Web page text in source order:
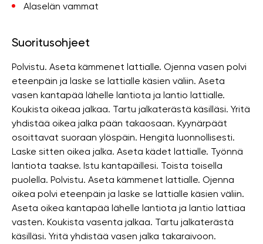
Alaselän vammat
Suoritusohjeet
Polvistu. Aseta kämmenet lattialle. Ojenna vasen polvi
eteenpäin ja laske se lattialle käsien väliin. Aseta
vasen kantapää lähelle lantiota ja lantio lattialle.
Koukista oikeaa jalkaa. Tartu jalkaterästä käsilläsi. Yritä
yhdistää oikea jalka pään takaosaan. Kyynärpäät
osoittavat suoraan ylöspäin. Hengitä luonnollisesti.
Laske sitten oikea jalka. Aseta kädet lattialle. Työnnä
lantiota taakse. Istu kantapäillesi. Toista toisella
puolella. Polvistu. Aseta kämmenet lattialle. Ojenna
oikea polvi eteenpäin ja laske se lattialle käsien väliin.
Aseta oikea kantapää lähelle lantiota ja lantio lattiaa
vasten. Koukista vasenta jalkaa. Tartu jalkaterästä
käsilläsi. Yritä yhdistää vasen jalka takaraivoon.